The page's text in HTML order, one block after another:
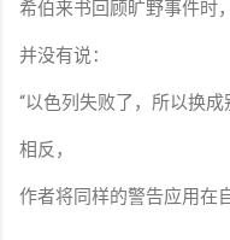
希伯来书回顾旷野事件时，
并没有说：
“以色列失败了，所以换成
相反，
作者将同样的警告应用在